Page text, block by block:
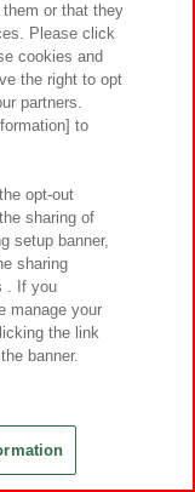
まるずぬいぐるみ超MEG
さん スーパーギガザッ
or that they
Please click
cookies and
the right to opt
partners.
to
opt-out
sharing of
setup banner,
sharing
. If you
manage your
the link
banner.